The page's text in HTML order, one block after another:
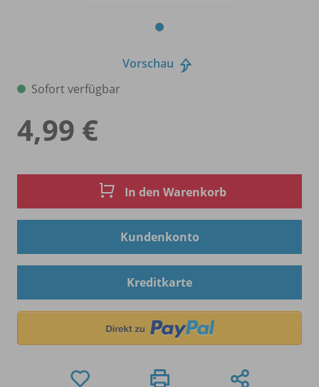
Vorschau
Sofort verfügbar
4,99 €
In den Warenkorb
Kundenkonto
Kreditkarte